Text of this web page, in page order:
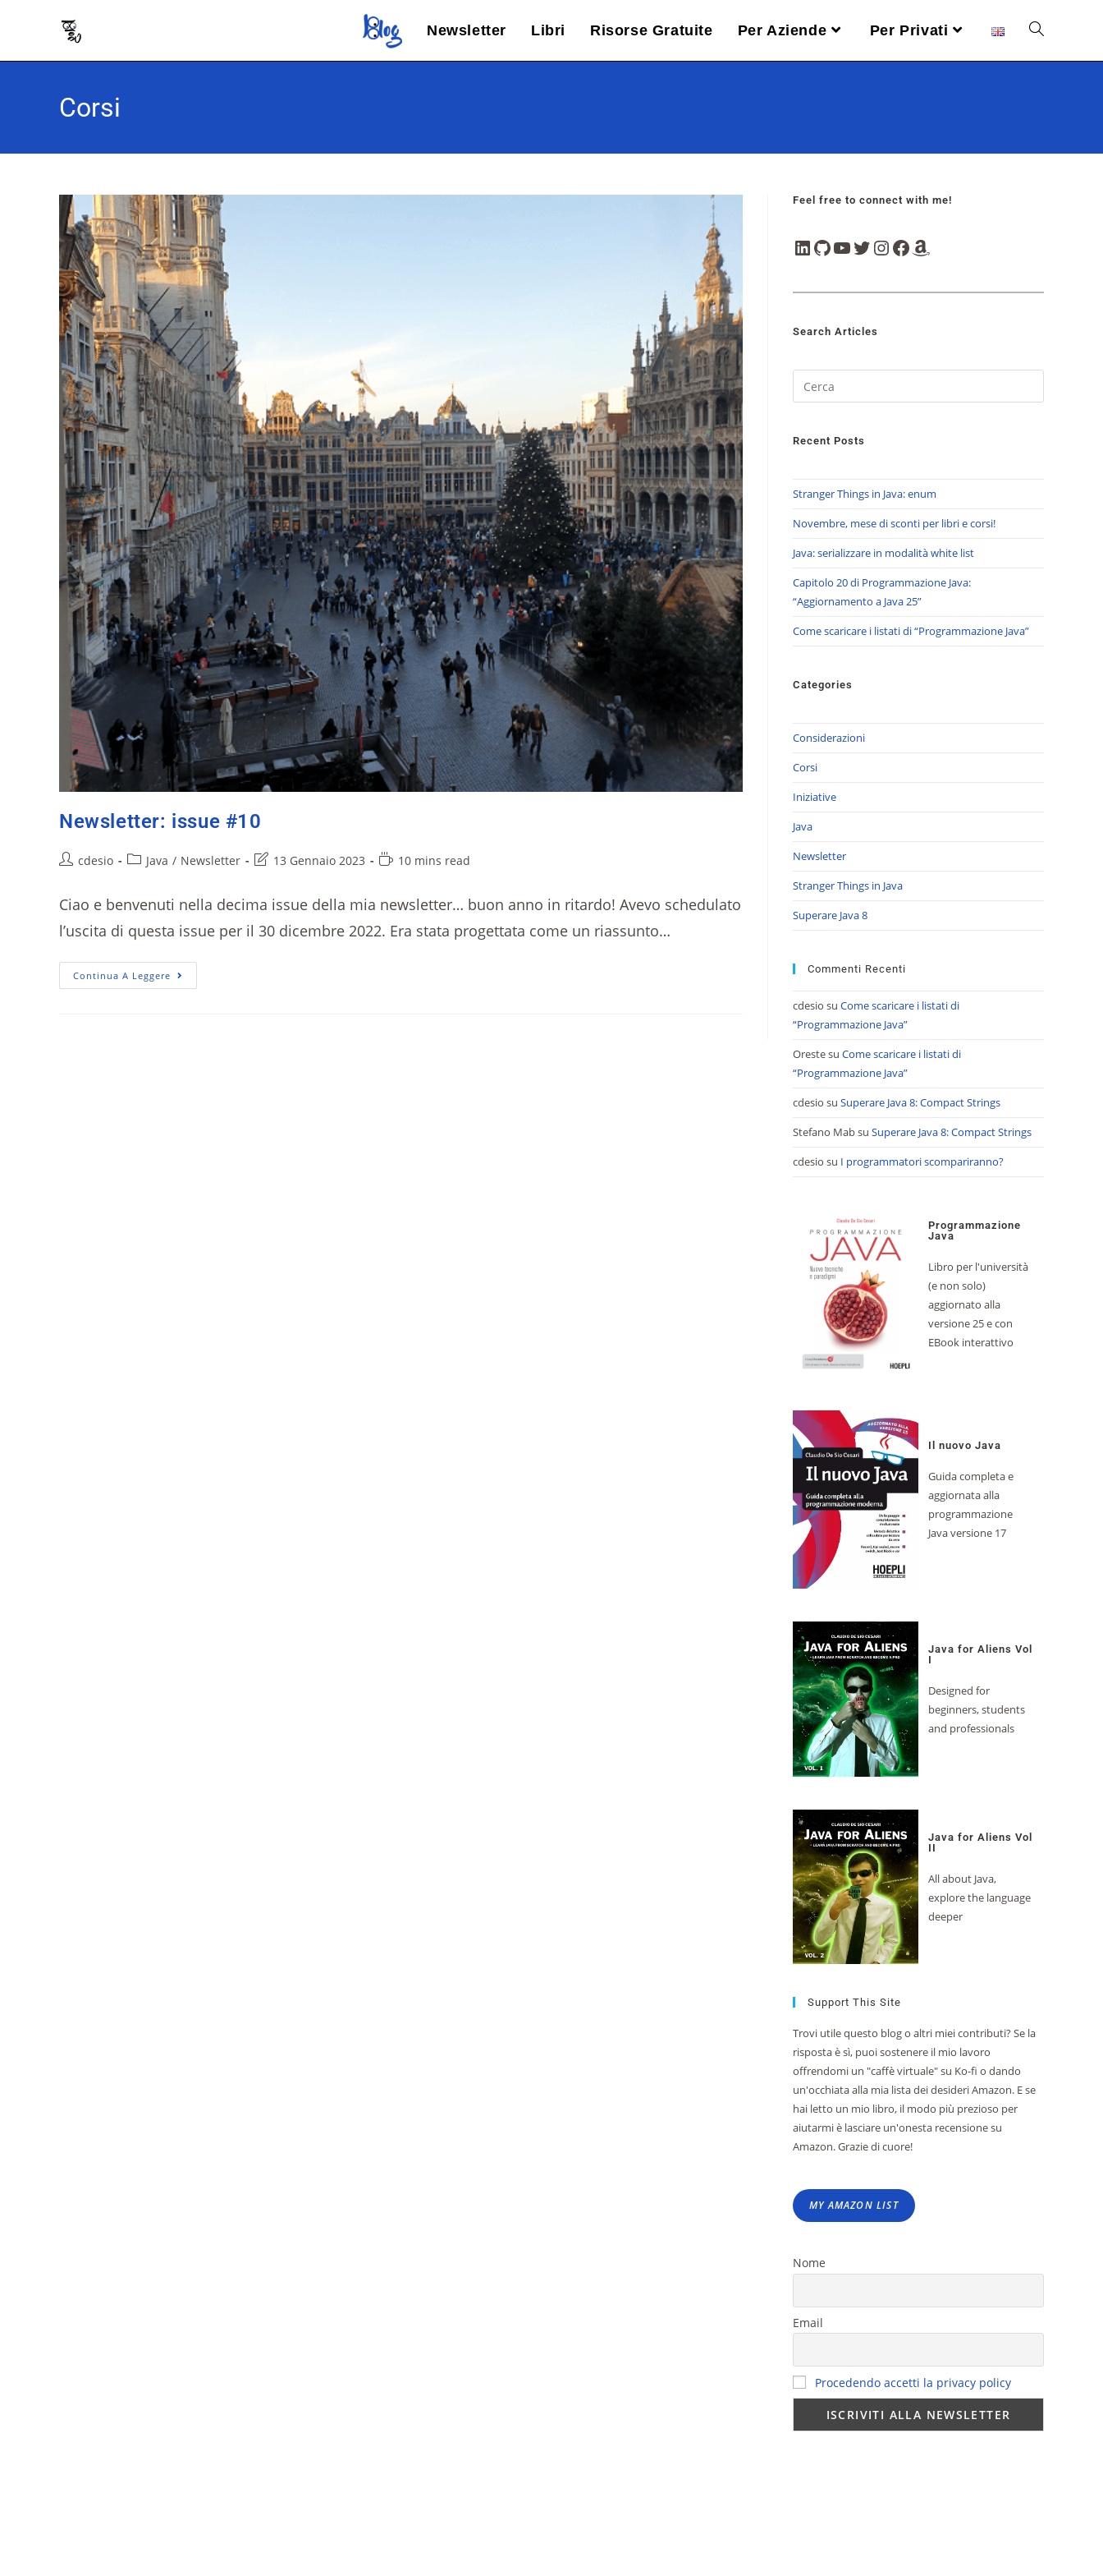
Newsletter Libri Risorse Gratuite Per Aziende Per Privati
Corsi
Newsletter: issue #10
cdesio Java / Newsletter 13 Gennaio 2023 10 mins read
Ciao e benvenuti nella decima issue della mia newsletter… buon anno in ritardo! Avevo schedulato
l’uscita di questa issue per il 30 dicembre 2022. Era stata progettata come un riassunto…
Continua A Leggere
Feel free to connect with me!
Search Articles
Recent Posts
Stranger Things in Java: enum
Novembre, mese di sconti per libri e corsi!
Java: serializzare in modalità white list
Capitolo 20 di Programmazione Java:
“Aggiornamento a Java 25”
Come scaricare i listati di “Programmazione Java”
Categories
Considerazioni
Corsi
Iniziative
Java
Newsletter
Stranger Things in Java
Superare Java 8
Commenti Recenti
cdesio su Come scaricare i listati di
“Programmazione Java”
Orestesu Come scaricare i listati di
“Programmazione Java”
cdesio su Superare Java 8: Compact Strings
Stefano Mabsu Superare Java 8: Compact Strings
cdesio su I programmatori scompariranno?
Programmazione
Java
Libro per l'università
(e non solo)
aggiornato alla
versione 25 e con
EBook interattivo
Il nuovo Java
Guida completa e
aggiornata alla
programmazione
Java versione 17
Java for Aliens Vol
I
Designed for
beginners, students
and professionals
Java for Aliens Vol
II
All about Java,
explore the language
deeper
Support This Site
Trovi utile questo blog o altri miei contributi? Se la
risposta è sì, puoi sostenere il mio lavoro
offrendomi un "caffè virtuale" su Ko-fi o dando
un'occhiata alla mia lista dei desideri Amazon. E se
hai letto un mio libro, il modo più prezioso per
aiutarmi è lasciare un'onesta recensione su
Amazon. Grazie di cuore!
MY AMAZON LIST
Nome
Email
Procedendo accetti la privacy policy